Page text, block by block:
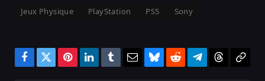
Jeux Physique PlayStation PS5 Sony
Facebook
TwitterPinterestLinkedInTumblrEmailBlueskyRedditTelegramThreadsCopy